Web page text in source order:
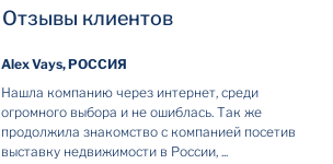
Отзывы клиентов
Alex Vays, РОССИЯ
Нашла компанию через интернет, среди
огромного выбора и не ошиблась. Так же
продолжила знакомство с компанией посетив
выставку недвижимости в России, ...